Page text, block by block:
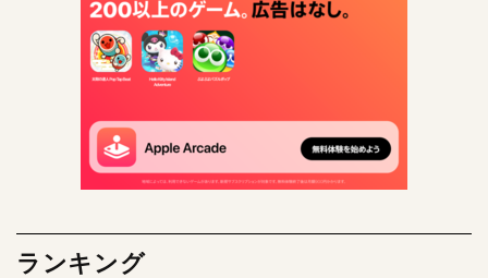
ランキング